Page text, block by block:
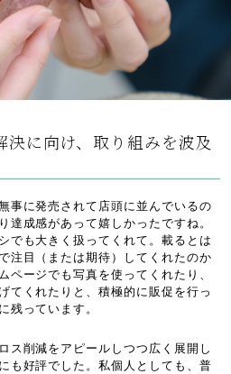
決に向け、取り組みを波及
事に発売されて店頭に並んでいるの
達成感があって嬉しかったですね。
でも大きく扱ってくれて。載るとは
注目（または期待）してくれたのか
ページでも写真を使ってくれたり、
てくれたりと、積極的に販促を行っ
残っています。
ス削減をアピールしつつ広く展開し
も好評でした。私個人としても、普